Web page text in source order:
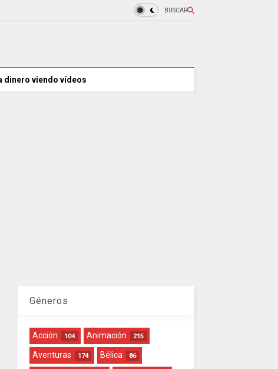
BUSCAR
dinero viendo vídeos
Géneros
Acción 104 Animación 215
Aventuras 174 Bélica 86